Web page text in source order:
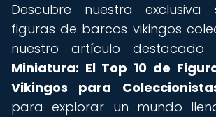
Descubre nuestra exclusiva
figuras de barcos vikingos
nuestro artículo destacado
Miniatura: El Top 10 de
Vikingos para
para explorar un mundo